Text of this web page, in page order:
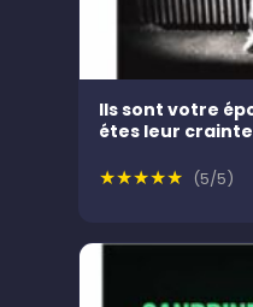
Ils sont votre
étes leur crainte
★★★★★ (5/5)